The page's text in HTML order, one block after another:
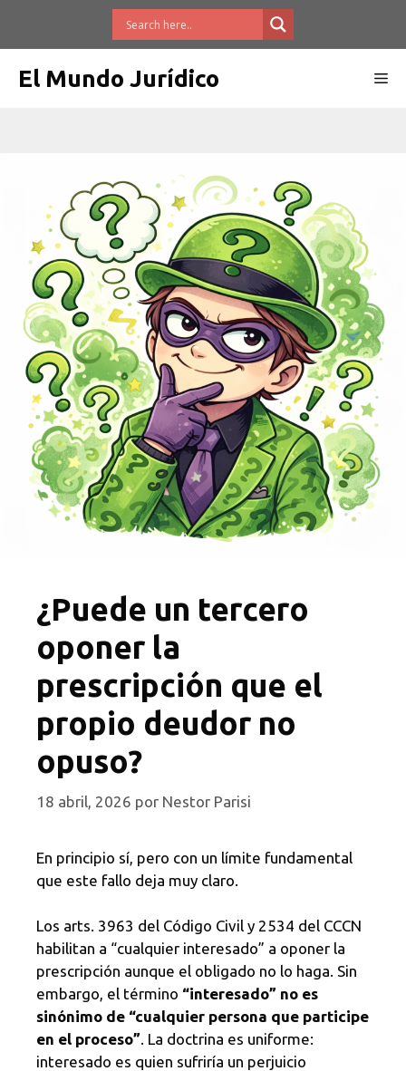
El Mundo Jurídico
¿Puede un tercero
oponer la
prescripción que el
propio deudor no
opuso?
18 abril, 2026 por Nestor Parisi
En principio sí, pero con un límite fundamental
que este fallo deja muy claro.
Los arts. 3963 del Código Civil y 2534 del CCCN
habilitan a “cualquier interesado” a oponer la
prescripción aunque el obligado no lo haga. Sin
embargo, el término “interesado” no es
sinónimo de “cualquier persona que participe
en el proceso”. La doctrina es uniforme:
interesado es quien sufriría un perjuicio